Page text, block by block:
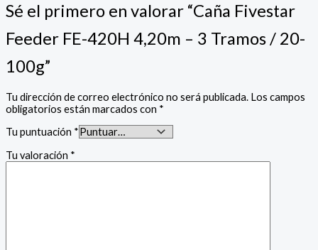
Sé el primero en valorar “Caña Fivestar
Feeder FE-420H 4,20m – 3 Tramos / 20-
100g”
Tu dirección de correo electrónico no será publicada. Los campos
obligatorios están marcados con *
Tu puntuación *
Tu valoración *